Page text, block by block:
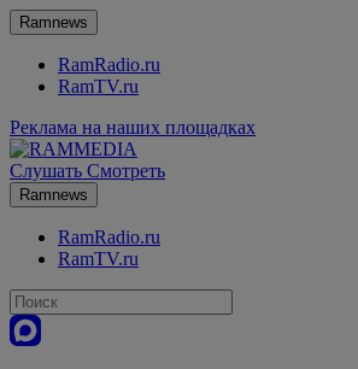
Ramnews
RamRadio.ru
RamTV.ru
Реклама на наших площадках
Слушать Смотреть
Ramnews
RamRadio.ru
RamTV.ru